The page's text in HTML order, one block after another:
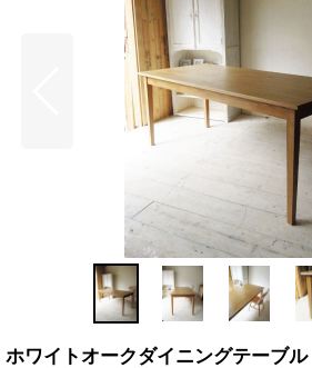
ホワイトオークダイニングテーブ